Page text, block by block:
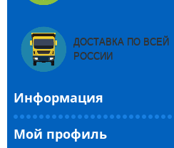
ДОСТАВКА ПО ВСЕЙ
РОССИИ
Информация
Мой профиль